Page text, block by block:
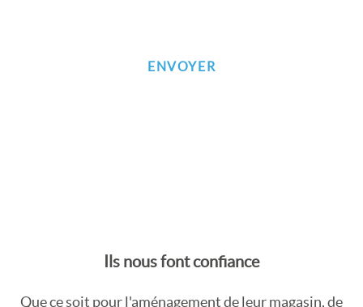
Ils nous font confiance
Que ce soit pour l'aménagement de leur magasin, de